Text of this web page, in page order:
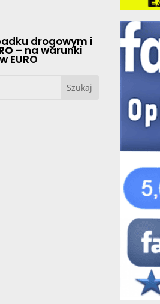
drogowym i
– na warunki
EURO